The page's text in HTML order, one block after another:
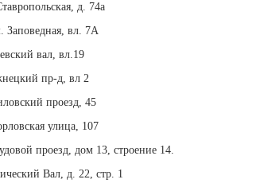
д. 74а
Заповедная, вл. 7А
вал, вл.19
пр-д, вл 2
проезд, 45
улица, 107
проезд, дом 13, строение 14.
Вал, д. 22, стр. 1